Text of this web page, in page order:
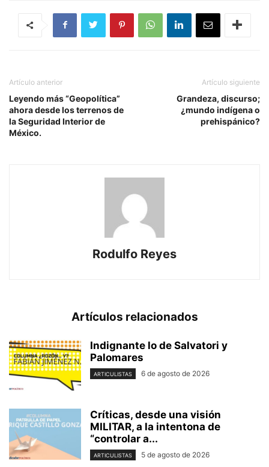
Artículo anterior
Leyendo más “Geopolítica”
ahora desde los terrenos de
la Seguridad Interior de
México.
Artículo siguiente
Grandeza, discurso;
¿mundo indígena o
prehispánico?
Rodulfo Reyes
Artículos relacionados
Indignante lo de Salvatori y
Palomares
ARTICULISTAS 6 de agosto de 2026
Críticas, desde una visión
MILITAR, a la intentona de
“controlar a...
ARTICULISTAS 5 de agosto de 2026